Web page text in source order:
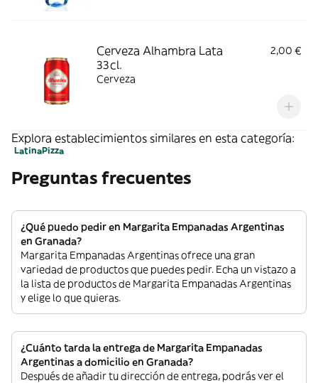
Cerveza Alhambra Lata
33cl.
2,00 €
Cerveza
Explora establecimientos similares en esta categoría:
LatinaPizza
Preguntas frecuentes
¿Qué puedo pedir en Margarita Empanadas Argentinas
en Granada?
Margarita Empanadas Argentinas ofrece una gran
variedad de productos que puedes pedir. Echa un vistazo a
la lista de productos de Margarita Empanadas Argentinas
y elige lo que quieras.
¿Cuánto tarda la entrega de Margarita Empanadas
Argentinas a domicilio en Granada?
Después de añadir tu dirección de entrega, podrás ver el